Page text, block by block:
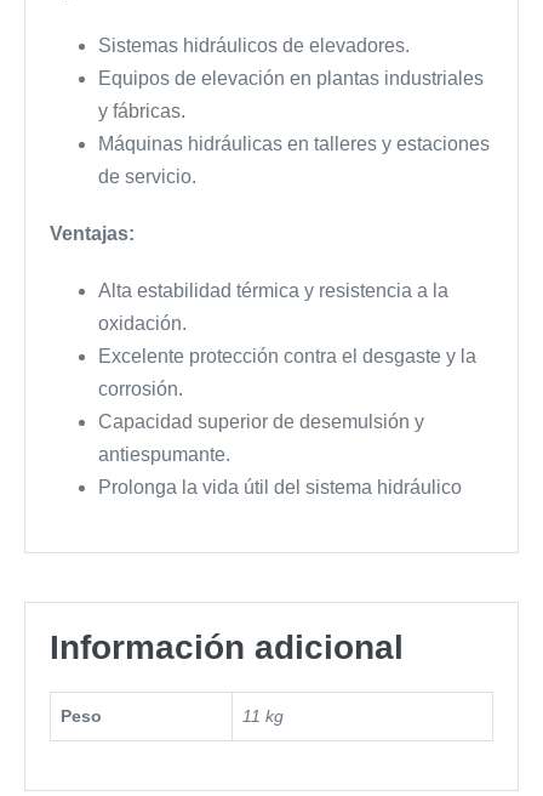
Sistemas hidráulicos de elevadores.
Equipos de elevación en plantas industriales
y fábricas.
Máquinas hidráulicas en talleres y estaciones
de servicio.
Ventajas:
Alta estabilidad térmica y resistencia a la
oxidación.
Excelente protección contra el desgaste y la
corrosión.
Capacidad superior de desemulsión y
antiespumante.
Prolonga la vida útil del sistema hidráulico
Información adicional
Peso 11 kg